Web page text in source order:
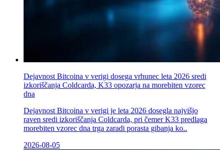
Dejavnost Bitcoina v verigi dosega vrhunec leta 2026 sredi
izkoriščanja Coldcarda, K33 opozarja na morebiten vzorec
dna
Dejavnost Bitcoina v verigi je leta 2026 dosegla najvišjo
raven sredi izkoriščanja Coldcarda, pri čemer K33 predlaga
morebiten vzorec dna trga zaradi porasta gibanja ko..
2026-08-05